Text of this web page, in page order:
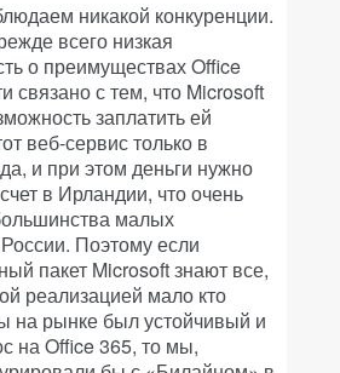
никакой конкуренции.
всего низкая
о преимуществах Office
связано с тем, что Microsoft
заплатить ей
веб-сервис только в
и при этом деньги нужно
в Ирландии, что очень
малых
Поэтому если
пакет Microsoft знают все,
реализацией мало кто
на рынке был устойчивый и
на Office 365, то мы,